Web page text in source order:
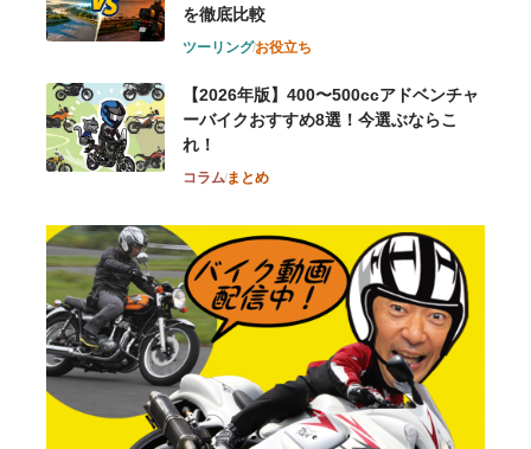
を徹底比較
ツーリングお役立ち
【2026年版】400〜500ccアドベンチャ
ーバイクおすすめ8選！今選ぶならこ
れ！
コラムまとめ